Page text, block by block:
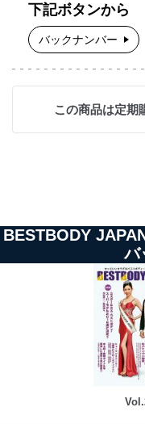
下記ボタンから
バックナンバー
この商品は定期
BESTBODY
バ